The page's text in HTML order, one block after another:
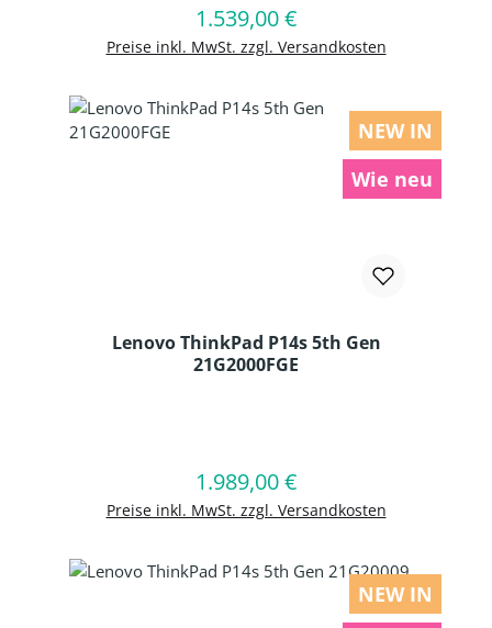
Regulärer Preis:
1.539,00 €
Preise inkl. MwSt. zzgl. Versandkosten
In den Warenkorb
NEW IN
Wie neu
Lenovo ThinkPad P14s 5th Gen
21G2000FGE
Regulärer Preis:
1.989,00 €
Preise inkl. MwSt. zzgl. Versandkosten
In den Warenkorb
NEW IN